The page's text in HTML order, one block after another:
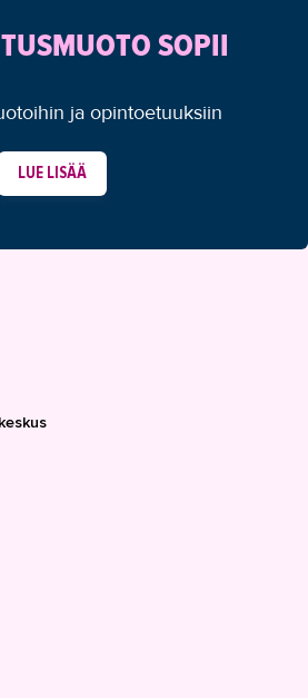
SOPII
ja opintoetuuksiin
LUE LISÄÄ